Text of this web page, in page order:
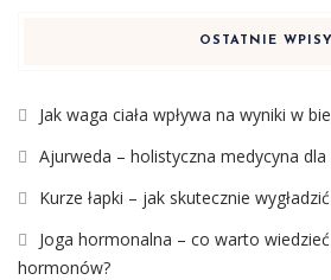
OSTATNIE WPISY
Jak waga ciała wpływa na wyniki w
Ajurweda – holistyczna medycyna
Kurze łapki – jak skutecznie
Joga hormonalna – co warto
hormonów?